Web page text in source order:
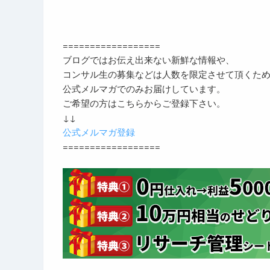
==================
ブログではお伝え出来ない新鮮な情報や、
コンサル生の募集などは人数を限定させて頂くため
公式メルマガでのみお届けしています。
ご希望の方はこちらからご登録下さい。
↓↓
公式メルマガ登録
==================